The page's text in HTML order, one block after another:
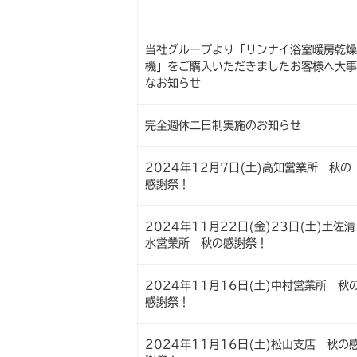
当社グループより「リンナイ浴室暖房乾燥
機」をご購入いただきましたお客様へ大事
なお知らせ
完全週休二日制実施のお知らせ
2024年12月7日(土)高知営業所 秋の
感謝祭！
2024年11月22日(金)23日(土)土佐清
水営業所 秋の感謝祭！
2024年11月16日(土)中村営業所 秋
感謝祭！
2024年11月16日(土)松山支店 秋の